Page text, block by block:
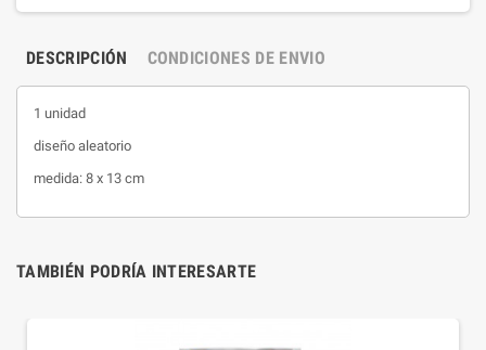
DESCRIPCIÓN CONDICIONES DE ENVIO
1 unidad
diseño aleatorio
medida: 8 x 13 cm
TAMBIÉN PODRÍA INTERESARTE